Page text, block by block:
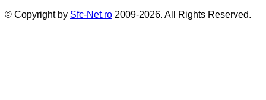
© Copyright by Sfc-Net.ro 2009-2026. All Rights Reserved.